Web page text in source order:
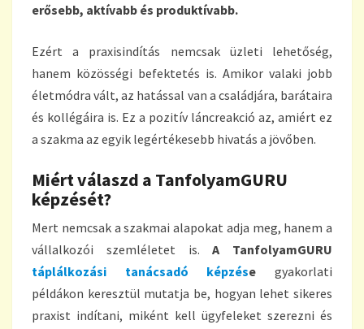
erősebb, aktívabb és produktívabb.
Ezért a praxisindítás nemcsak üzleti lehetőség,
hanem közösségi befektetés is. Amikor valaki jobb
életmódra vált, az hatással van a családjára, barátaira
és kollégáira is. Ez a pozitív láncreakció az, amiért ez
a szakma az egyik legértékesebb hivatás a jövőben.
Miért válaszd a TanfolyamGURU
képzését?
Mert nemcsak a szakmai alapokat adja meg, hanem a
vállalkozói szemléletet is.A TanfolyamGURU
táplálkozási tanácsadó képzése gyakorlati
példákon keresztül mutatja be, hogyan lehet sikeres
praxist indítani, miként kell ügyfeleket szerezni és